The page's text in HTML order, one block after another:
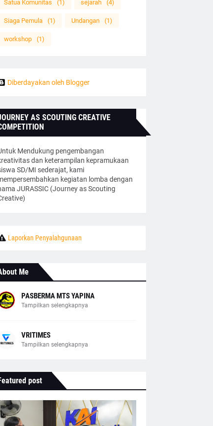
Satua Komunitas (1) sejarah (4)
Siaga Pemula (1) Undangan (1)
workshop (1)
Diberdayakan oleh Blogger
AS SCOUTING CREATIVE
Mendukung pengembangan
dan keterampilan kepramukaan
SD/MI sederajat, kami
kegiatan lomba dengan
JURASSIC (Journey as Scouting
Laporkan Penyalahgunaan
Me
PASBERMA MTS YAPINA
Tampilkan selengkapnya
VRITIMES
Tampilkan selengkapnya
post